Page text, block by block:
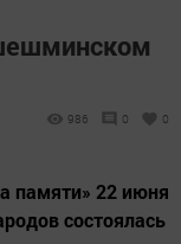
986 0 0
памяти» 22 июня
состоялась